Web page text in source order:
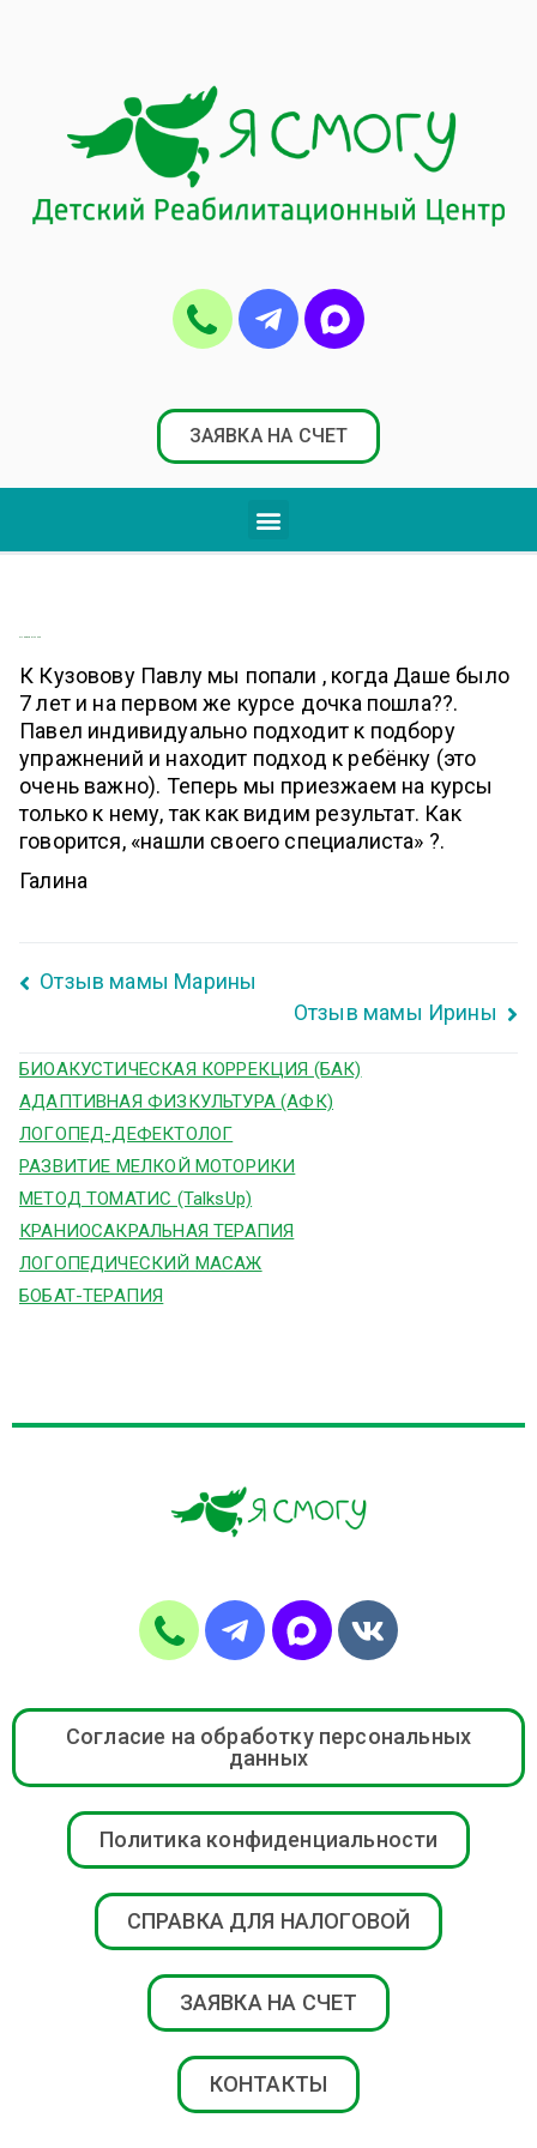
ЗАЯВКА НА СЧЕТ
К Кузовову Павлу мы попали , когда Даше было
7 лет и на первом же курсе дочка пошла??.
Павел индивидуально подходит к подбору
упражнений и находит подход к ребёнку (это
очень важно). Теперь мы приезжаем на курсы
только к нему, так как видим результат. Как
говорится, «нашли своего специалиста» ?.
Галина
Отзыв мамы Марины
Отзыв мамы Ирины
БИОАКУСТИЧЕСКАЯ КОРРЕКЦИЯ (БАК)
АДАПТИВНАЯ ФИЗКУЛЬТУРА (АФК)
ЛОГОПЕД-ДЕФЕКТОЛОГ
РАЗВИТИЕ МЕЛКОЙ МОТОРИКИ
МЕТОД ТОМАТИС (TalksUp)
КРАНИОСАКРАЛЬНАЯ ТЕРАПИЯ
ЛОГОПЕДИЧЕСКИЙ МАСАЖ
БОБАТ-ТЕРАПИЯ
Согласие на обработку персональных
данных
Политика конфиденциальности
СПРАВКА ДЛЯ НАЛОГОВОЙ
ЗАЯВКА НА СЧЕТ
КОНТАКТЫ